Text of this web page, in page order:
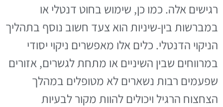
רגישים אלה. כמו כן, שימוש בחוט דנטלי או
במברשות בין-שיניות הוא צעד חשוב נוסף בתהליך
הניקוי הדנטלי. כלים אלו מאפשרים ניקוי יסודי
במרווחים שבין השיניים או מתחת לגשרים, אזורים
שפעמים רבות נשארים לא מטופלים במהלך
הצחצוח הרגיל ויכולים להוות מקור לבעיות